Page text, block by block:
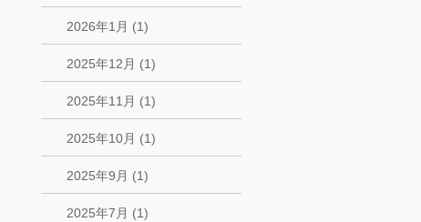
2026年1月 (1)
2025年12月 (1)
2025年11月 (1)
2025年10月 (1)
2025年9月 (1)
2025年7月 (1)